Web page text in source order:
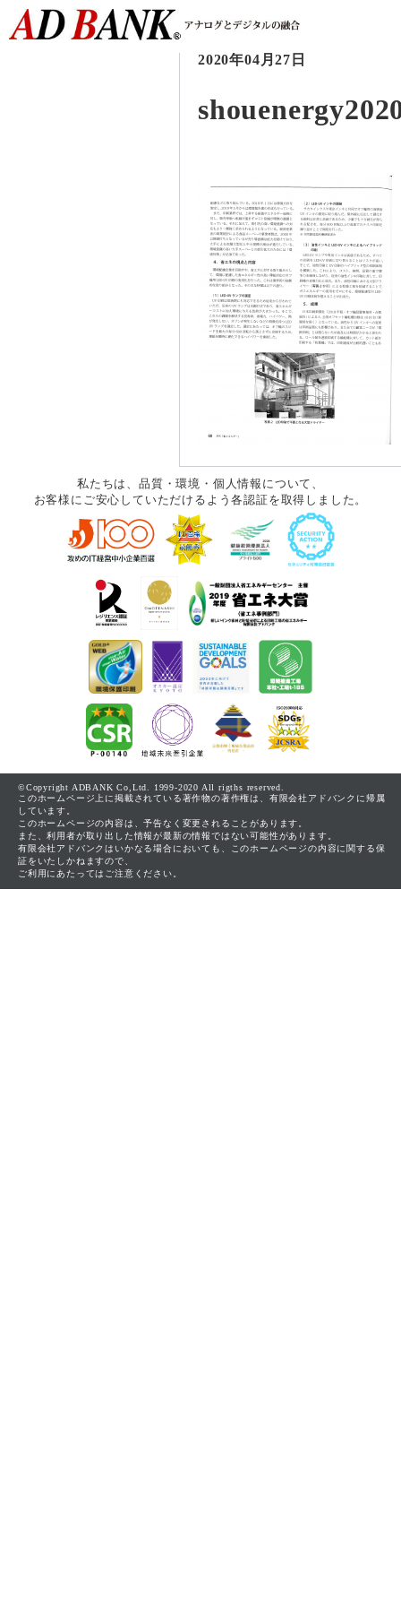
2020年04月27日
私たちは、品質・環境・個人情報について、
お客様にご安心していただけるよう各認証を取得しました。
©Copyright ADBANK Co,Ltd. 1999-2020 All rigths reserved.
このホームページ上に掲載されている著作物の著作権は、有限会社アドバンクに帰属
しています。
このホームページの内容は、予告なく変更されることがあります。
また、利用者が取り出した情報が最新の情報ではない可能性があります。
有限会社アドバンクはいかなる場合においても、このホームページの内容に関する保
証をいたしかねますので、
ご利用にあたってはご注意ください。